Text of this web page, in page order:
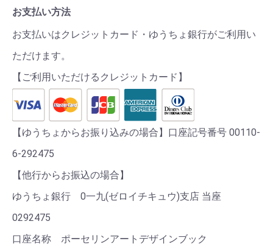
お支払い方法
お支払いはクレジットカード・ゆうちょ銀行がご利用い
ただけます。
【ご利用いただけるクレジットカード】
【ゆうちょからお振り込みの場合】口座記号番号 00110-
6-292475
【他行からお振込の場合】
ゆうちょ銀行 0一九(ゼロイチキュウ)支店 当座
0292475
口座名称 ポーセリンアートデザインブック